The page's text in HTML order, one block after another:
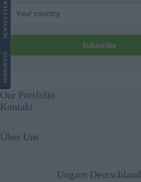
Subscribe
SUPPORT
US
NEWS
LETTER
Our Portfolio
Kontakt
Über Uns
Ungarn Deutschland